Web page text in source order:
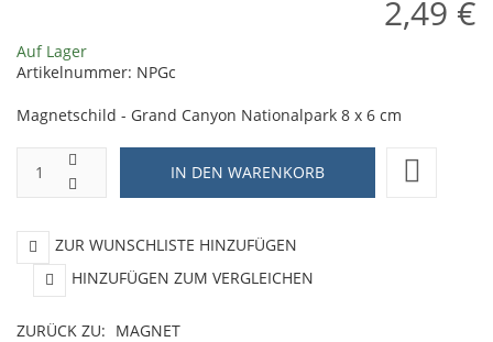
2,49 €
Auf Lager
Artikelnummer: NPGc
Magnetschild - Grand Canyon Nationalpark 8 x 6 cm
ZUR WUNSCHLISTE HINZUFÜGEN
HINZUFÜGEN ZUM VERGLEICHEN
ZURÜCK ZU: MAGNET